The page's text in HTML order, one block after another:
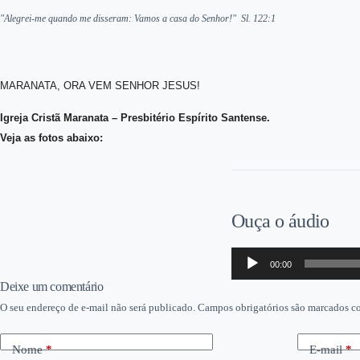
"Alegrei-me quando me disseram: Vamos a casa do Senhor!" Sl. 122:1
MARANATA, ORA VEM SENHOR JESUS!
Igreja Cristã Maranata – Presbitério Espírito Santense.
Veja as fotos abaixo:
Ouça o áudio
Tocador
áudio
00:00
Deixe um comentário
O seu endereço de e-mail não será publicado. Campos obrigatórios são marcados
Nome* E-mail*